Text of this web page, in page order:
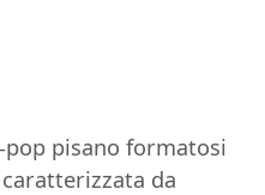
pisano formatosi
da